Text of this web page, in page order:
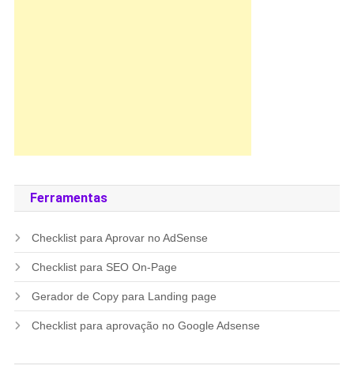
Ferramentas
Checklist para Aprovar no AdSense
Checklist para SEO On-Page
Gerador de Copy para Landing page
Checklist para aprovação no Google Adsense